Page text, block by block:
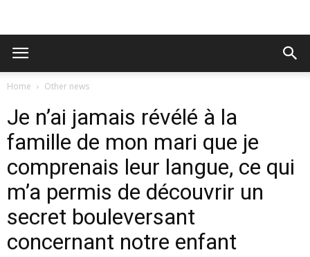
Home Other news
Je n’ai jamais révélé à la
famille de mon mari que je
comprenais leur langue, ce qui
m’a permis de découvrir un
secret bouleversant
concernant notre enfant